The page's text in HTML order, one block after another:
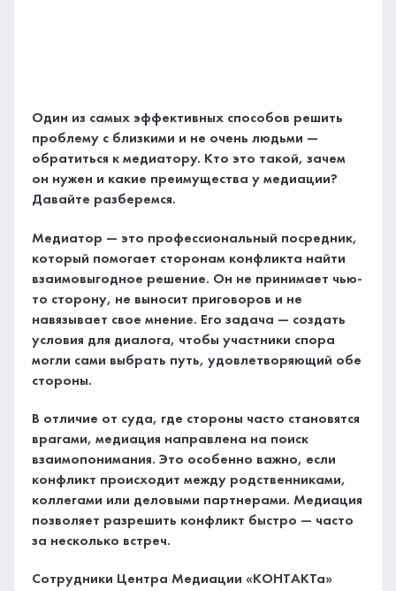
Один из самых эффективных способов решить
проблему с близкими и не очень людьми —
обратиться к медиатору. Кто это такой, зачем
он нужен и какие преимущества у медиации?
Давайте разберемся.
Медиатор — это профессиональный посредник,
который помогает сторонам конфликта найти
взаимовыгодное решение. Он не принимает чью-
то сторону, не выносит приговоров и не
навязывает свое мнение. Его задача — создать
условия для диалога, чтобы участники спора
могли сами выбрать путь, удовлетворяющий обе
стороны.
В отличие от суда, где стороны часто становятся
врагами, медиация направлена на поиск
взаимопонимания. Это особенно важно, если
конфликт происходит между родственниками,
коллегами или деловыми партнерами. Медиация
позволяет разрешить конфликт быстро — часто
за несколько встреч.
Сотрудники Центра Медиации «КОНТАКТа»